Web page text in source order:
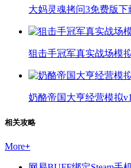
大妈灵魂拷问3免费版下
狙击手冠军真实战场模
奶酪帝国大亨经营模拟
相关攻略
More+